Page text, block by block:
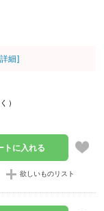
細]
）
トに入れる
欲しいものリスト